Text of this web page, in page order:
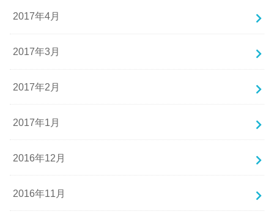
2017年4月
2017年3月
2017年2月
2017年1月
2016年12月
2016年11月